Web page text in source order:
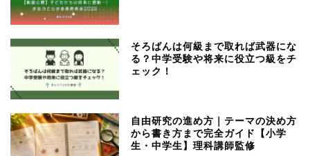
そろばんは何級まで取れば武器にな
る？中学受験や将来に役立つ級をチ
ェック！
自由研究の進め方｜テーマの決め方
から書き方まで完全ガイド【小学
生・中学生】理科講師監修